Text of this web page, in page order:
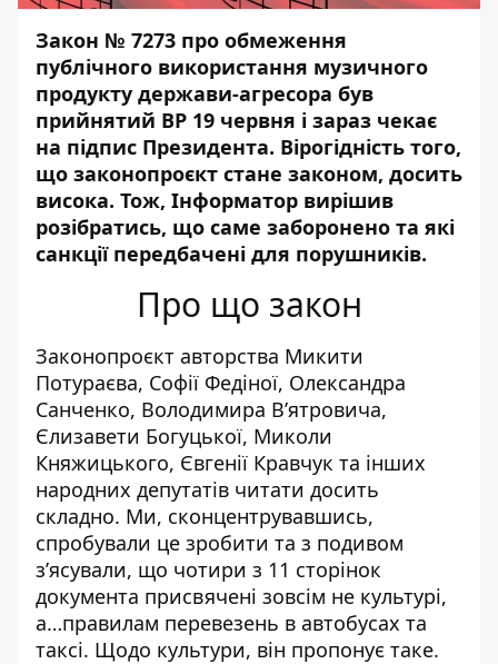
Закон № 7273 про обмеження
публічного використання музичного
продукту держави-агресора був
прийнятий ВР 19 червня і зараз чекає
на підпис Президента. Вірогідність того,
що законопроєкт стане законом, досить
висока. Тож, Інформатор вирішив
розібратись, що саме заборонено та які
санкції передбачені для порушників.
Про що закон
Законопроєкт авторства Микити
Потураєва, Софії Федіної, Олександра
Санченко, Володимира В’ятровича,
Єлизавети Богуцької, Миколи
Княжицького, Євгенії Кравчук та інших
народних депутатів читати досить
складно. Ми, сконцентрувавшись,
спробували це зробити та з подивом
з’ясували, що чотири з 11 сторінок
документа присвячені зовсім не культурі,
а…правилам перевезень в автобусах та
таксі. Щодо культури, він пропонує таке.